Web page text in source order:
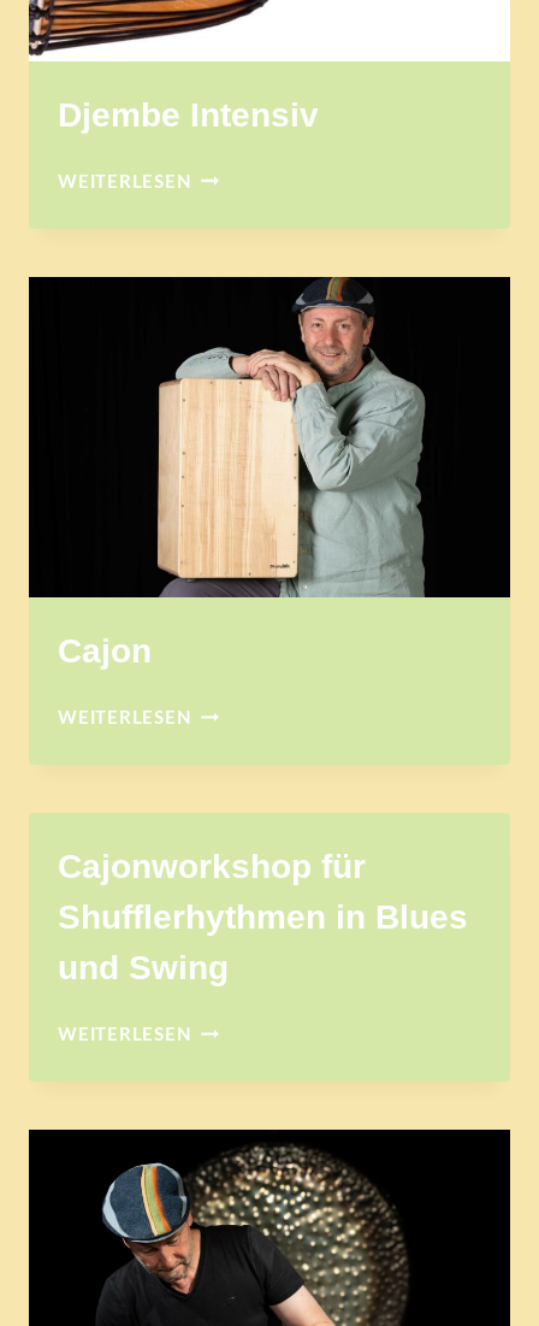
Djembe Intensiv
WEITERLESEN
DJEMBE
Cajon
WEITERLESEN CAJON
Cajonworkshop für
Shufflerhythmen in Blues
und Swing
WEITERLESEN
CAJONWORKSHOP
SHUFFLERHYTHMEN
BLUES
UND
SWING